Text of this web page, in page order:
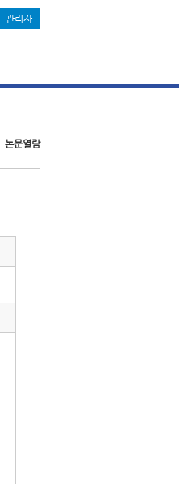
관리자
논문열람